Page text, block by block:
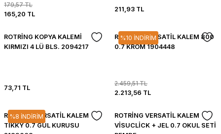
179,57 TL
165,20 TL
211,93 TL
ROTRİNG KOPYA KALEMİ
KIRMIZI 4 LÜ BLS. 2094217
73,71 TL
%10 İNDİRİM
ROTRİNG VERSATİL KALEM 800
0.7 KROM 1904448
2.459,51 TL
2.213,56 TL
%8 İNDİRİM
ROTRİNG VERSATİL KALEM
TIKKY 0.7 GÜL KURUSU
ROTRİNG VERSATİL KALEM
VİSUCLİCK + JEL 0.7 OKUL SETİ